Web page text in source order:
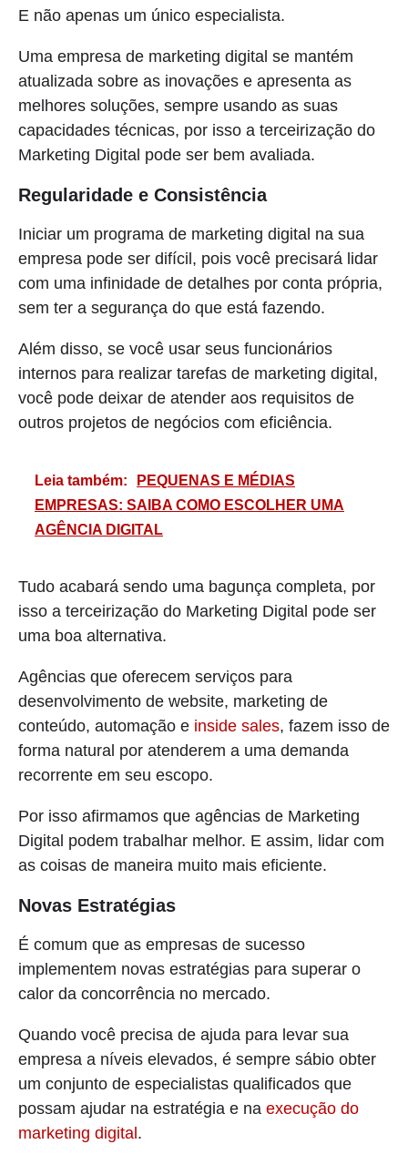
E não apenas um único especialista.
Uma empresa de marketing digital se mantém
atualizada sobre as inovações e apresenta as
melhores soluções, sempre usando as suas
capacidades técnicas, por isso a terceirização do
Marketing Digital pode ser bem avaliada.
Regularidade e Consistência
Iniciar um programa de marketing digital na sua
empresa pode ser difícil, pois você precisará lidar
com uma infinidade de detalhes por conta própria,
sem ter a segurança do que está fazendo.
Além disso, se você usar seus funcionários
internos para realizar tarefas de marketing digital,
você pode deixar de atender aos requisitos de
outros projetos de negócios com eficiência.
Leia também:
PEQUENAS E MÉDIAS
EMPRESAS: SAIBA COMO ESCOLHER UMA
AGÊNCIA DIGITAL
Tudo acabará sendo uma bagunça completa, por
isso a terceirização do Marketing Digital pode ser
uma boa alternativa.
Agências que oferecem serviços para
desenvolvimento de website, marketing de
conteúdo, automação e inside sales, fazem isso de
forma natural por atenderem a uma demanda
recorrente em seu escopo.
Por isso afirmamos que agências de Marketing
Digital podem trabalhar melhor. E assim, lidar com
as coisas de maneira muito mais eficiente.
Novas Estratégias
É comum que as empresas de sucesso
implementem novas estratégias para superar o
calor da concorrência no mercado.
Quando você precisa de ajuda para levar sua
empresa a níveis elevados, é sempre sábio obter
um conjunto de especialistas qualificados que
possam ajudar na estratégia e na execução do
marketing digital .